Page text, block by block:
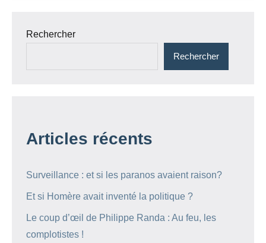
Rechercher
Rechercher
Articles récents
Surveillance : et si les paranos avaient raison?
Et si Homère avait inventé la politique ?
Le coup d’œil de Philippe Randa : Au feu, les
complotistes !